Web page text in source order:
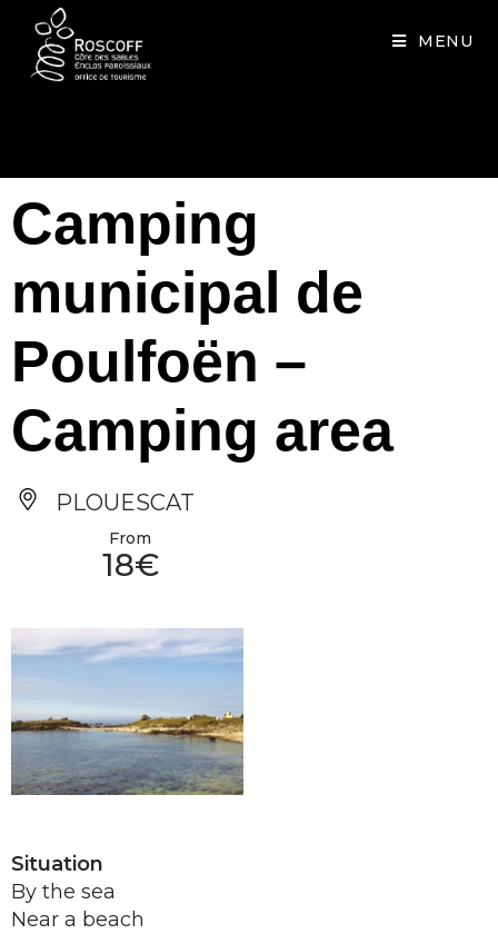
MENU
Camping
municipal de
Poulfoën –
Camping area
PLOUESCAT
From
18€
Situation
By the sea
Near a beach
Cookies management panel